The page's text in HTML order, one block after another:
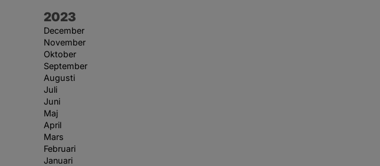
År:
2023
December
November
Oktober
September
Augusti
Juli
Juni
Maj
April
Mars
Februari
Januari